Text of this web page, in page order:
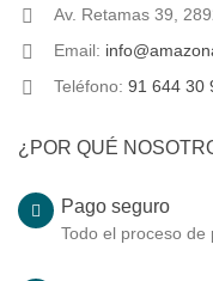
Av. Retamas 39,
Email:
Teléfono: 91 644 30
¿POR QUÉ
Pago seguro
Todo el proceso de